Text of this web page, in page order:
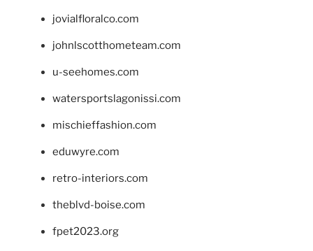
jovialfloralco.com
johnlscotthometeam.com
u-seehomes.com
watersportslagonissi.com
mischieffashion.com
eduwyre.com
retro-interiors.com
theblvd-boise.com
fpet2023.org